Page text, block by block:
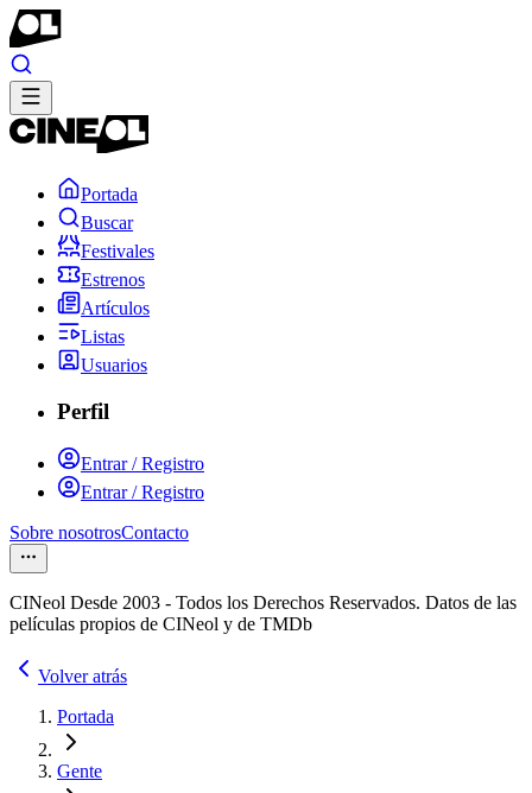
Portada
Buscar
Festivales
Estrenos
Artículos
Listas
Usuarios
Perfil
Entrar / Registro
Entrar / Registro
Sobre nosotrosContacto
CINeol Desde 2003 - Todos los Derechos Reservados. Datos de las
películas propios de CINeol y de TMDb
Volver atrás
Portada
Gente